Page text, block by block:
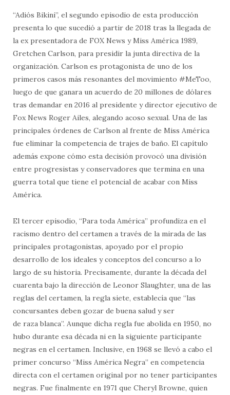
“Adiós Bikini”, el segundo episodio de esta producción
presenta lo que sucedió a partir de 2018 tras la llegada de
la ex presentadora de FOX News y Miss América 1989,
Gretchen Carlson, para presidir la junta directiva de la
organización. Carlson es protagonista de uno de los
primeros casos más resonantes del movimiento #MeToo,
luego de que ganara un acuerdo de 20 millones de dólares
tras demandar en 2016 al presidente y director ejecutivo de
Fox News Roger Ailes, alegando acoso sexual. Una de las
principales órdenes de Carlson al frente de Miss América
fue eliminar la competencia de trajes de baño. El capítulo
además expone cómo esta decisión provocó una división
entre progresistas y conservadores que termina en una
guerra total que tiene el potencial de acabar con Miss
América.
El tercer episodio, “Para toda América” profundiza en el
racismo dentro del certamen a través de la mirada de las
principales protagonistas, apoyado por el propio
desarrollo de los ideales y conceptos del concurso a lo
largo de su historia. Precisamente, durante la década del
cuarenta bajo la dirección de Leonor Slaughter, una de las
reglas del certamen, la regla siete, establecía que “las
concursantes deben gozar de buena salud y ser
de raza blanca”. Aunque dicha regla fue abolida en 1950, no
hubo durante esa década ni en la siguiente participante
negras en el certamen. Inclusive, en 1968 se llevó a cabo el
primer concurso “Miss América Negra” en competencia
directa con el certamen original por no tener participantes
negras. Fue finalmente en 1971 que Cheryl Browne, quien